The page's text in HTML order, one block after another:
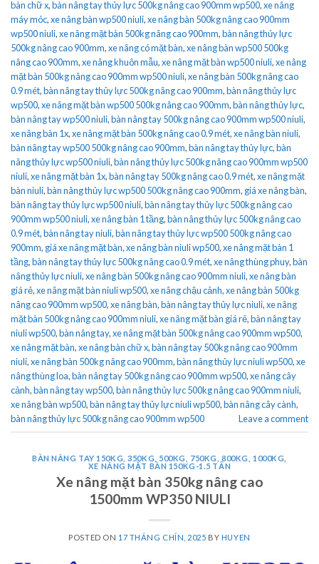
bàn chữ x,bàn nâng tay thủy lực 500kg nâng cao 900mm wp500,xe nâng
máy móc,xe nâng bàn wp500 niuli,xe nâng bàn 500kg nâng cao 900mm
wp500 niuli,xe nâng mặt bàn 500kg nâng cao 900mm,bàn nâng thủy lực
500kg nâng cao 900mm,xe nâng có mặt bàn,xe nâng bàn wp500 500kg
nâng cao 900mm,xe nâng khuôn mẫu,xe nâng mặt bàn wp500 niuli,xe nâng
mặt bàn 500kg nâng cao 900mm wp500 niuli,xe nâng bàn 500kg nâng cao
0.9 mét,bàn nâng tay thủy lực 500kg nâng cao 900mm,bàn nâng thủy lực
wp500,xe nâng mặt bàn wp500 500kg nâng cao 900mm,bàn nâng thủy lực,
bàn nâng tay wp500 niuli,bàn nâng tay 500kg nâng cao 900mm wp500 niuli,
xe nâng bàn 1x,xe nâng mặt bàn 500kg nâng cao 0.9 mét,xe nâng bàn niuli,
bàn nâng tay wp500 500kg nâng cao 900mm,bàn nâng tay thủy lực,bàn
nâng thủy lực wp500 niuli,bàn nâng thủy lực 500kg nâng cao 900mm wp500
niuli,xe nâng mặt bàn 1x,bàn nâng tay 500kg nâng cao 0.9 mét,xe nâng mặt
bàn niuli,bàn nâng thủy lực wp500 500kg nâng cao 900mm, giá xe nâng bàn,
bàn nâng tay thủy lực wp500 niuli,bàn nâng tay thủy lực 500kg nâng cao
900mm wp500 niuli,xe nâng bàn 1 tầng,bàn nâng thủy lực 500kg nâng cao
0.9 mét,bàn nâng tay niuli,bàn nâng tay thủy lực wp500 500kg nâng cao
900mm, giá xe nâng mặt bàn,xe nâng bàn niuli wp500,xe nâng mặt bàn 1
tầng,bàn nâng tay thủy lực 500kg nâng cao 0.9 mét,xe nâng thùng phuy,bàn
nâng thủy lực niuli,xe nâng bàn 500kg nâng cao 900mm niuli,xe nâng bàn
giá rẻ,xe nâng mặt bàn niuli wp500,xe nâng chậu cảnh,xe nâng bàn 500kg
nâng cao 900mm wp500,xe nâng bàn,bàn nâng tay thủy lực niuli,xe nâng
mặt bàn 500kg nâng cao 900mm niuli,xe nâng mặt bàn giá rẻ,bàn nâng tay
niuli wp500,bàn nâng tay,xe nâng mặt bàn 500kg nâng cao 900mm wp500,
xe nâng mặt bàn,xe nâng bàn chữ x,bàn nâng tay 500kg nâng cao 900mm
niuli,xe nâng bàn 500kg nâng cao 900mm,bàn nâng thủy lực niuli wp500,xe
nâng thùng loa,bàn nâng tay 500kg nâng cao 900mm wp500,xe nâng cây
cảnh,bàn nâng tay wp500,bàn nâng thủy lực 500kg nâng cao 900mm niuli,
xe nâng bàn wp500,bàn nâng tay thủy lực niuli wp500,bàn nâng cây cành,
bàn nâng thủy lực 500kg nâng cao 900mm wp500
Leave a comment
BÀN NÂNG TAY 150KG, 350KG, 500KG, 750KG, 800KG, 1000KG
XE NÂNG MẶT BÀN 150KG-1.5 TẤN
Xe nâng mặt bàn 350kg nâng cao
1500mm WP350 NIULI
POSTED ON 17 THÁNG CHÍN, 2025 BY HUYEN